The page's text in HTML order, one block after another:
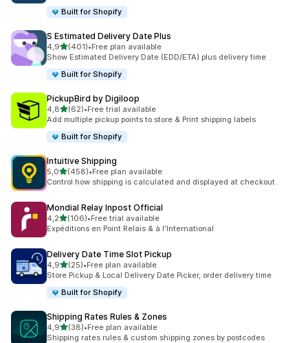
Built for Shopify
S Estimated Delivery Date Plus
4,9de 5 estrelas
(401)
401 total de avaliações
•Free plan available
Show Estimated Delivery Date (EDD/ETA) plus delivery time
Built for Shopify
PickupBird by Digiloop
4,8de 5 estrelas
(62)
62 total de avaliações
•Free trial available
Add multiple pickup points to store & Print shipping labels
Built for Shopify
Intuitive Shipping
5,0de 5 estrelas
(458)
458 total de avaliações
•Free plan available
Control how shipping is calculated and displayed at checkout.
Mondial Relay Inpost Official
4,2de 5 estrelas
(106)
106 total de avaliações
•Free trial available
Expéditions en Point Relais & à l'International
Delivery Date Time Slot Pickup
4,9de 5 estrelas
(25)
25 total de avaliações
•Free plan available
Store Pickup & Local Delivery Date Picker, order delivery time
Built for Shopify
Shipping Rates Rules & Zones
4,9de 5 estrelas
(38)
38 total de avaliações
•Free plan available
Shipping rates rules & custom shipping zones by postcodes